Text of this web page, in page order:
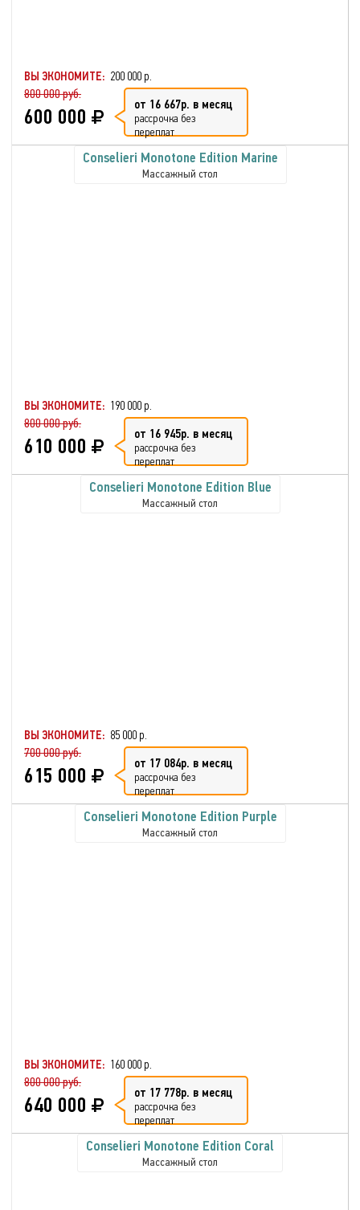
ВЫ ЭКОНОМИТЕ: 200 000 р.
800 000 руб.
600 000 от 16 667р. в месяц
рассрочка без
переплат
Conselieri Monotone Edition Marine
Массажный стол
ВЫ ЭКОНОМИТЕ: 190 000 р.
800 000 руб.
610 000 от 16 945р. в месяц
рассрочка без
переплат
Conselieri Monotone Edition Blue
Массажный стол
ВЫ ЭКОНОМИТЕ: 85 000 р.
700 000 руб.
615 000 от 17 084р. в месяц
рассрочка без
переплат
Conselieri Monotone Edition Purple
Массажный стол
ВЫ ЭКОНОМИТЕ: 160 000 р.
800 000 руб.
640 000 от 17 778р. в месяц
рассрочка без
переплат
Conselieri Monotone Edition Coral
Массажный стол